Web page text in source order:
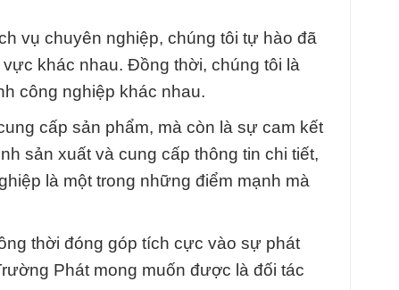
vụ chuyên nghiệp, chúng tôi tự hào đã
khác nhau. Đồng thời, chúng tôi là
công nghiệp khác nhau.
cấp sản phẩm, mà còn là sự cam kết
sản xuất và cung cấp thông tin chi tiết,
là một trong những điểm mạnh mà
thời đóng góp tích cực vào sự phát
Phát mong muốn được là đối tác